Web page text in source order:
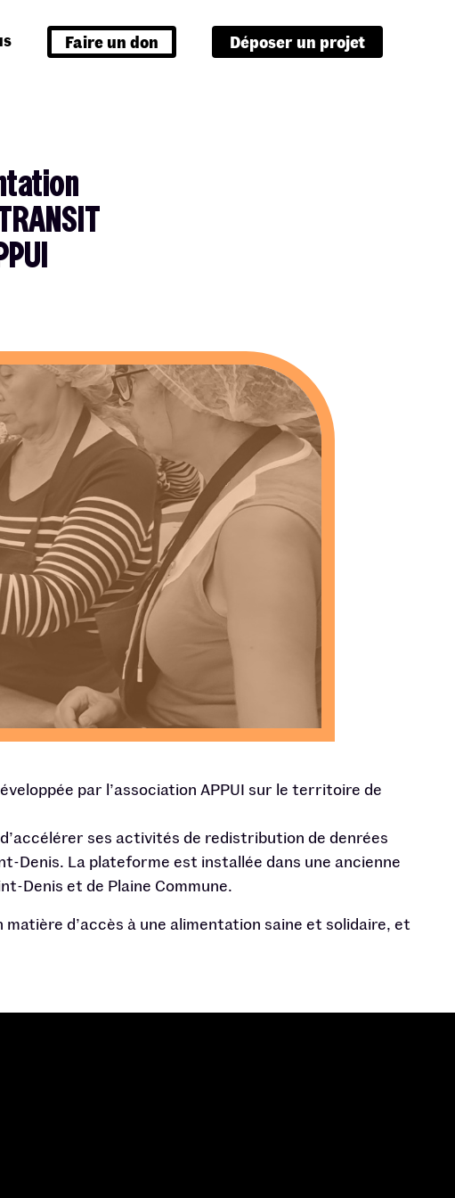
Faire un don Déposer un projet
par l’association APPUI sur le territoire de
ses activités de redistribution de denrées
Denis. La plateforme est installée dans une ancienne
Denis et de Plaine Commune.
d’accès à une alimentation saine et solidaire, et